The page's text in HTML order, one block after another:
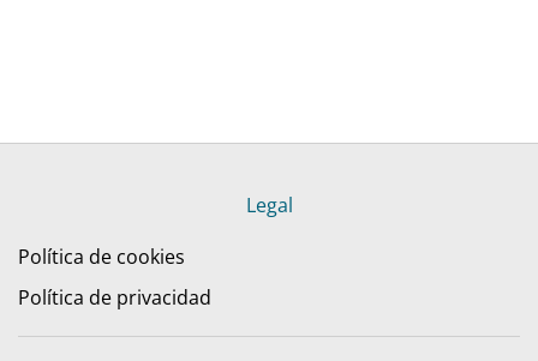
Legal
Política de cookies
Política de privacidad